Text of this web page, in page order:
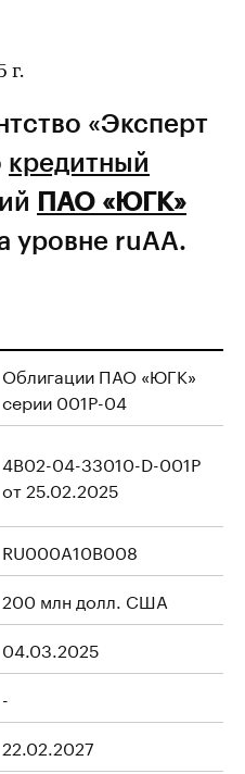
г.
«Эксперт
кредитный
ПАО «ЮГК»
уровне ruAA.
Облигации ПАО «ЮГК»
серии 001P-04
4B02-04-33010-D-001P
от 25.02.2025
RU000A10B008
200 млн долл. США
04.03.2025
-
22.02.2027